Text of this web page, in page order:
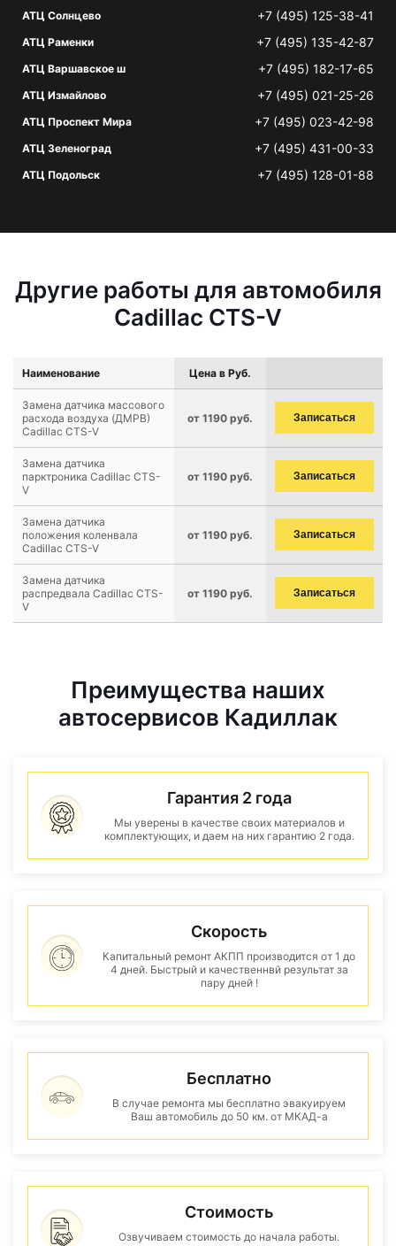
АТЦ Солнцево +7 (495) 125-38-41
АТЦ Раменки +7 (495) 135-42-87
АТЦ Варшавское ш +7 (495) 182-17-65
АТЦ Измайлово +7 (495) 021-25-26
АТЦ Проспект Мира +7 (495) 023-42-98
АТЦ Зеленоград +7 (495) 431-00-33
АТЦ Подольск +7 (495) 128-01-88
Другие работы для автомобиля
Cadillac CTS-V
Наименование Цена в Руб.
Замена датчика массового
расхода воздуха (ДМРВ)
Cadillac CTS-V
от 1190 руб. Записаться
Замена датчика
парктроника Cadillac CTS-
V
от 1190 руб. Записаться
Замена датчика
положения коленвала
Cadillac CTS-V
от 1190 руб. Записаться
Замена датчика
распредвала Cadillac CTS-
V
от 1190 руб. Записаться
Преимущества наших
автосервисов Кадиллак
Гарантия 2 года
Мы уверены в качестве своих материалов и
комплектующих, и даем на них гарантию 2 года.
Скорость
Капитальный ремонт АКПП производится от 1 до
4 дней. Быстрый и качественнвй результат за
пару дней !
Бесплатно
В случае ремонта мы бесплатно эвакуируем
Ваш автомобиль до 50 км. от МКАД-а
Стоимость
Озвучиваем стоимость до начала работы.